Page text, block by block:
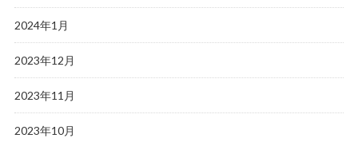
2024年1月
2023年12月
2023年11月
2023年10月